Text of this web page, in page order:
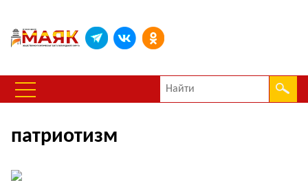
патриотизм